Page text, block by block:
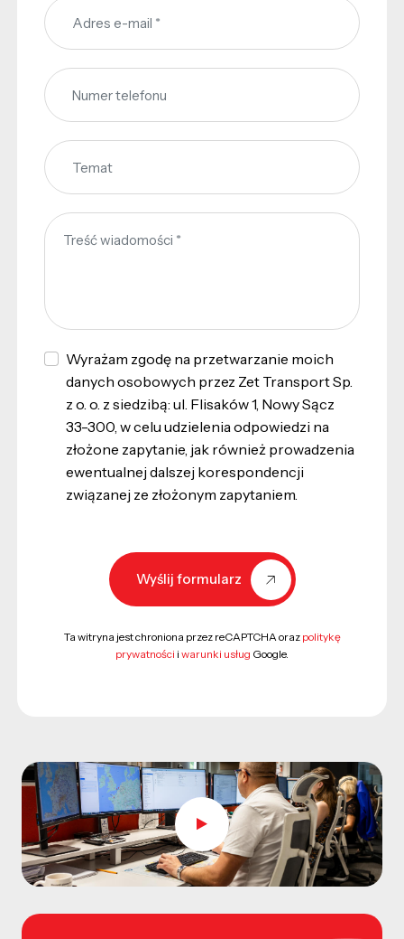
Wyrażam zgodę na przetwarzanie moich
danych osobowych przez Zet Transport Sp.
z o. o. z siedzibą: ul. Flisaków 1, Nowy Sącz
33-300, w celu udzielenia odpowiedzi na
złożone zapytanie, jak również prowadzenia
ewentualnej dalszej korespondencji
związanej ze złożonym zapytaniem.
Wyślij formularz
Ta witryna jest chroniona przez reCAPTCHA oraz politykę
prywatności i warunki usług Google.